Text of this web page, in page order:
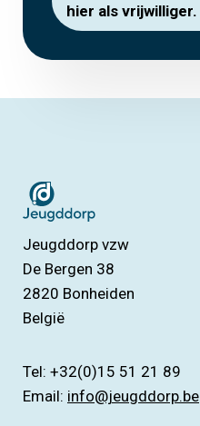
hier als vrijwilliger.
Jeugddorp vzw
De Bergen 38
2820 Bonheiden
België
Tel: +32(0)15 51 21 89
Email: info@jeugddorp.be